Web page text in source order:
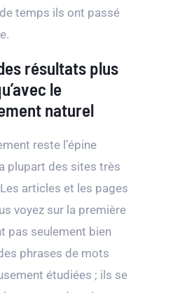
temps ils ont passé
résultats plus
le
naturel
reste l’épine
plupart des sites très
articles et les pages
voyez sur la première
pas seulement bien
phrases de mots
étudiées ; ils se